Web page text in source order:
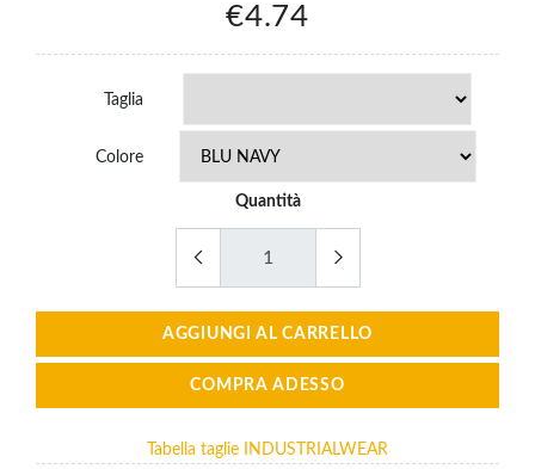
€4.74
Taglia
Colore
Quantità
AGGIUNGI AL CARRELLO
COMPRA ADESSO
Tabella taglie INDUSTRIALWEAR